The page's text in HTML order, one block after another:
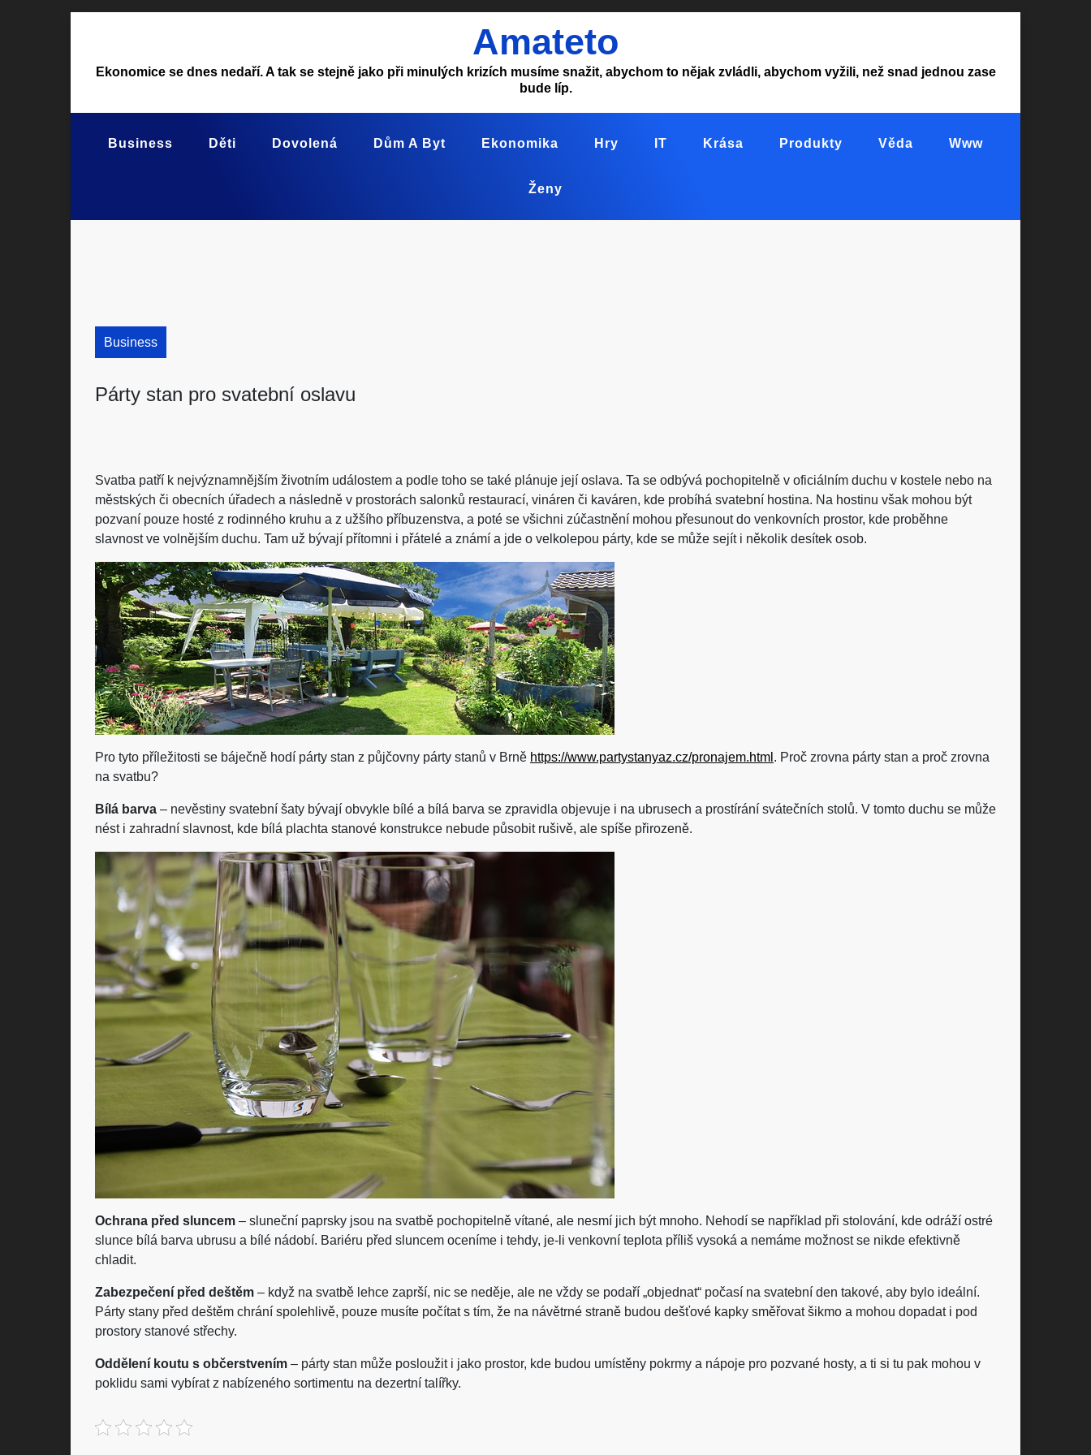
Amateto
Ekonomice se dnes nedaří. A tak se stejně jako při minulých krizích musíme snažit, abychom to nějak zvládli, abychom vyžili, než snad jednou zase
bude líp.
Business Děti Dovolená Dům A Byt Ekonomika Hry IT Krása Produkty Věda Www
Ženy
Business
Párty stan pro svatební oslavu
Svatba patří k nejvýznamnějším životním událostem a podle toho se také plánuje její oslava. Ta se odbývá pochopitelně v oficiálním duchu v kostele nebo na
městských či obecních úřadech a následně v prostorách salonků restaurací, vináren či kaváren, kde probíhá svatební hostina. Na hostinu však mohou být
pozvaní pouze hosté z rodinného kruhu a z užšího příbuzenstva, a poté se všichni zúčastnění mohou přesunout do venkovních prostor, kde proběhne
slavnost ve volnějším duchu. Tam už bývají přítomni i přátelé a známí a jde o velkolepou párty, kde se může sejít i několik desítek osob.
Pro tyto příležitosti se báječně hodí párty stan z půjčovny párty stanů v Brně https://www.partystanyaz.cz/pronajem.html . Proč zrovna párty stan a proč zrovna
na svatbu?
Bílá barva – nevěstiny svatební šaty bývají obvykle bílé a bílá barva se zpravidla objevuje i na ubrusech a prostírání svátečních stolů. V tomto duchu se může
nést i zahradní slavnost, kde bílá plachta stanové konstrukce nebude působit rušivě, ale spíše přirozeně.
Ochrana před sluncem – sluneční paprsky jsou na svatbě pochopitelně vítané, ale nesmí jich být mnoho. Nehodí se například při stolování, kde odráží ostré
slunce bílá barva ubrusu a bílé nádobí. Bariéru před sluncem oceníme i tehdy, je-li venkovní teplota příliš vysoká a nemáme možnost se nikde efektivně
chladit.
Zabezpečení před deštěm – když na svatbě lehce zaprší, nic se neděje, ale ne vždy se podaří „objednat“ počasí na svatební den takové, aby bylo ideální.
Párty stany před deštěm chrání spolehlivě, pouze musíte počítat s tím, že na návětrné straně budou dešťové kapky směřovat šikmo a mohou dopadat i pod
prostory stanové střechy.
Oddělení koutu s občerstvením – párty stan může posloužit i jako prostor, kde budou umístěny pokrmy a nápoje pro pozvané hosty, a ti si tu pak mohou v
poklidu sami vybírat z nabízeného sortimentu na dezertní talířky.